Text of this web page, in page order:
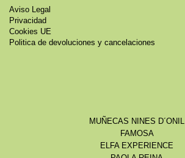
Aviso Legal
Privacidad
Cookies UE
Politica de devoluciones y cancelaciones
MUÑECAS NINES D´ONIL
FAMOSA
ELFA EXPERIENCE